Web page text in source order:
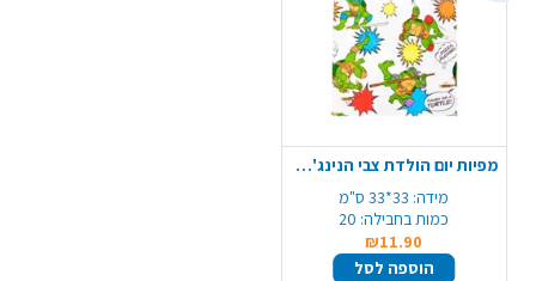
מפיות יום הולדת צבי הנינג'ה 20 יח' - ירוק
מידה: 33*33 ס"מ
כמות בחבילה: 20
₪11.90
הוספה לסל